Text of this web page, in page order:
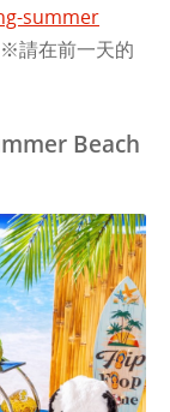
summer
請在前一天的
Beach